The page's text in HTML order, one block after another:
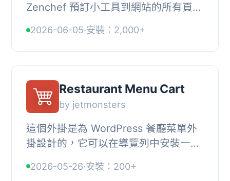
Zenchef 預訂小工具到網站的所有頁面
切換頁面。同時也可以根據需求自定義
整合。, , ...
2026-06-05·安裝：2,000+
Restaurant Menu Cart
by jetmonsters
這個外掛是為 WordPress 餐廳菜單外
掛設計的，它可以在導覽列中安裝一個
圖示或僅顯示商品/價格。, 僅顯示商
2026-05-26·安裝：200+